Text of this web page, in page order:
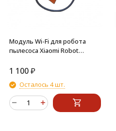
Модуль Wi-Fi для робота
пылесоса Xiaomi Robot
1 100₽
Осталось 4 шт.